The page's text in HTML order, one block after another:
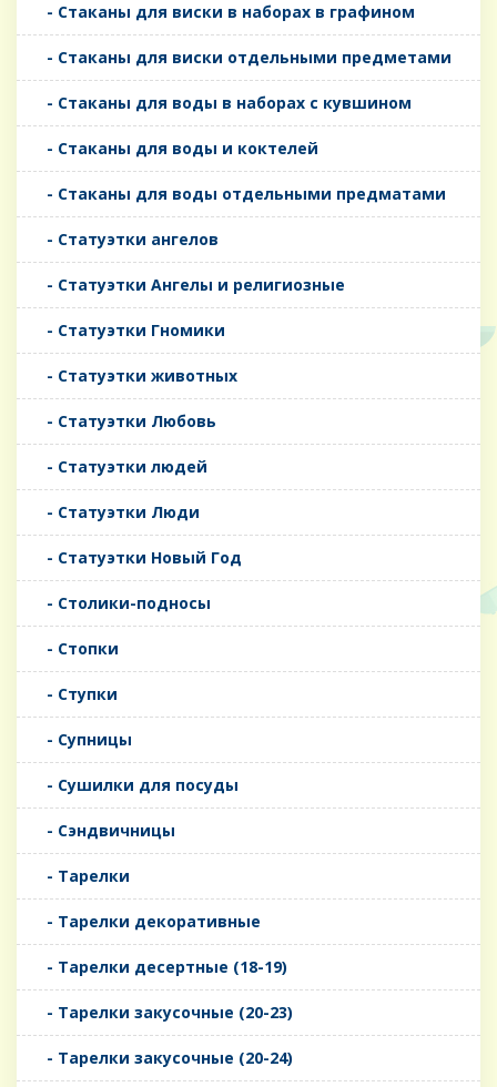
- Стаканы для виски в наборах в графином
- Стаканы для виски отдельными предметами
- Стаканы для воды в наборах с кувшином
- Стаканы для воды и коктелей
- Стаканы для воды отдельными предматами
- Статуэтки ангелов
- Статуэтки Ангелы и религиозные
- Статуэтки Гномики
- Статуэтки животных
- Статуэтки Любовь
- Статуэтки людей
- Статуэтки Люди
- Статуэтки Новый Год
- Столики-подносы
- Стопки
- Ступки
- Супницы
- Сушилки для посуды
- Сэндвичницы
- Тарелки
- Тарелки декоративные
- Тарелки десертные (18-19)
- Тарелки закусочные (20-23)
- Тарелки закусочные (20-24)